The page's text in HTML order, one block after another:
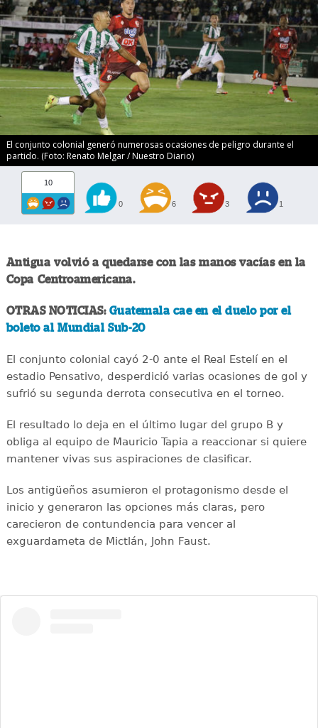
El conjunto colonial generó numerosas ocasiones de peligro durante el
partido. (Foto: Renato Melgar / Nuestro Diario)
10
0 6 3 1
Antigua volvió a quedarse con las manos vacías en la
Copa Centroamericana.
OTRAS NOTICIAS: Guatemala cae en el duelo por el
boleto al Mundial Sub-20
El conjunto colonial cayó 2-0 ante el Real Estelí en el
estadio Pensativo, desperdició varias ocasiones de gol y
sufrió su segunda derrota consecutiva en el torneo.
El resultado lo deja en el último lugar del grupo B y
obliga al equipo de Mauricio Tapia a reaccionar si quiere
mantener vivas sus aspiraciones de clasificar.
Los antigüeños asumieron el protagonismo desde el
inicio y generaron las opciones más claras, pero
carecieron de contundencia para vencer al
exguardameta de Mictlán, John Faust.